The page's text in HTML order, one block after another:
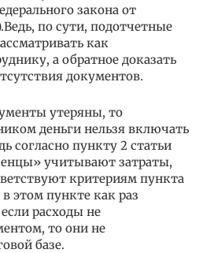
закона от
по сути, подотчетные
как
а обратное доказать
документов.
утеряны, то
деньги нельзя включать
согласно пункту 2 статьи
учитывают затраты,
критериям пункта
этом пункте как раз
расходы не
то они не
базе.